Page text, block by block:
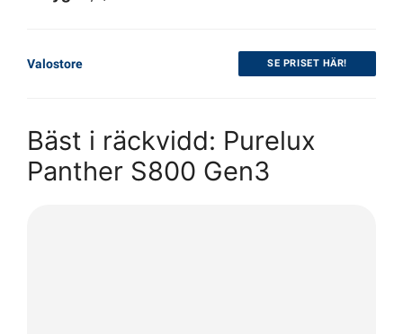
Valostore SE PRISET HÄR!
Bäst i räckvidd: Purelux
Panther S800 Gen3